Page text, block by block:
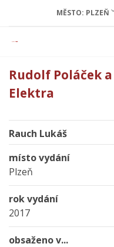
MĚSTO: PLZEŇ
Rudolf Poláček
Elektra
Rauch Lukáš
místo vydání
Plzeň
rok vydání
2017
obsaženo v...